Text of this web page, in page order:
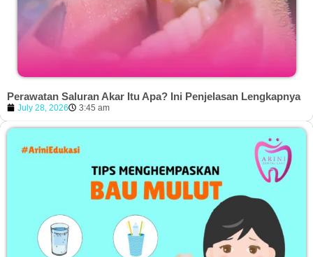
Perawatan Saluran Akar Itu Apa? Ini Penjelasan Lengkapnya
July 28, 2026 3:45 am